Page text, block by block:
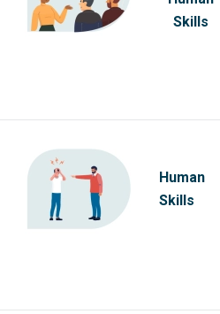
Skills
Human
Skills